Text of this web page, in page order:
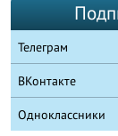
Телеграм
ВКонтакте
Одноклассники